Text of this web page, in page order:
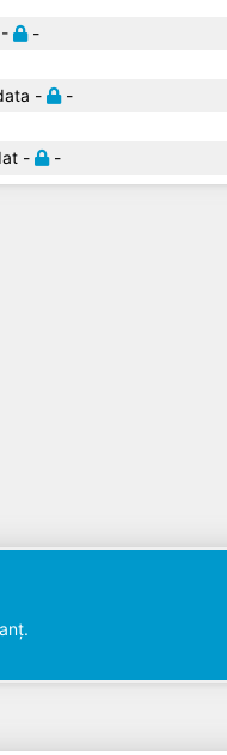
-
-
-
-
-